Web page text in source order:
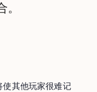
使其他玩家很难记